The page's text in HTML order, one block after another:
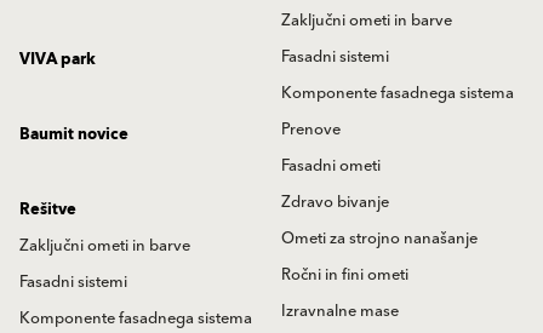
Zaključni ometi in barve
Fasadni sistemi
Komponente fasadnega sistema
Prenove
Fasadni ometi
Zdravo bivanje
Ometi za strojno nanašanje
Ročni in fini ometi
Izravnalne mase
VIVA park
Baumit novice
Rešitve
Zaključni ometi in barve
Fasadni sistemi
Komponente fasadnega sistema